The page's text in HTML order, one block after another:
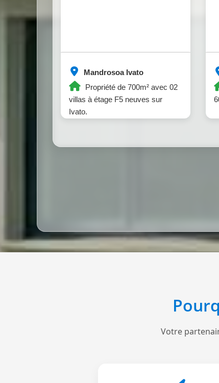
Mandrosoa Ivato
Propriété de 700m² avec 02
villas à étage F5 neuves sur
Ivato.
Votre